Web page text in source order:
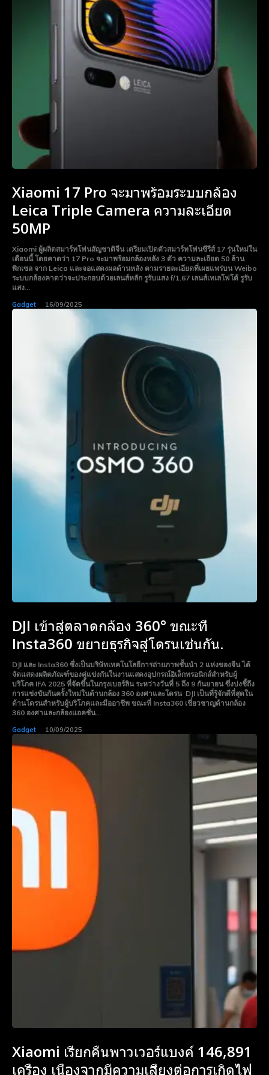
Subscribe now
To access premium
content
Subscribe now
To access premium
content
Xiaomi 17 Pro จะมาพร้อมระบบกล้อง
Leica Triple Camera ความละเอียด
50MP
Xiaomi ผู้ผลิตสมาร์ทโฟนสัญชาติจีน เตรียมเปิดตัวสมาร์ทโฟนซีรีส์ 17 รุ่นใหม่ใน
เดือนนี้ โดยคาดว่า 17 Pro จะมาพร้อมกล้องหลัง 3 ตัว ความละเอียด 50 ล้าน
พิกเซล จาก Leica และจอแสดงผลด้านหลัง ตามรายละเอียดที่เผยแพร่บน Weibo
ระบบกล้องคาดว่าจะประกอบด้วยเลนส์หลัก รูรับแสง f/1.67 เลนส์เทเลโฟโต้ รูรับ
แสง...
Gadget 16/09/2025
DJI เข้าสู่ตลาดกล้อง 360° ขณะที่
Insta360 ขยายธุรกิจสู่โดรนเช่นกัน.
DJI และ Insta360 ซึ่งเป็นบริษัทเทคโนโลยีการถ่ายภาพชั้นนำ 2 แห่งของจีน ได้
จัดแสดงผลิตภัณฑ์ของคู่แข่งกันในงานแสดงอุปกรณ์อิเล็กทรอนิกส์สำหรับผู้
บริโภค IFA 2025 ที่จัดขึ้นในกรุงเบอร์ลิน ระหว่างวันที่ 5 ถึง 9 กันยายน ซึ่งบ่งชี้ถึง
การแข่งขันกันครั้งใหม่ในด้านกล้อง 360 องศาและโดรน DJI เป็นที่รู้จักดีที่สุดใน
ด้านโดรนสำหรับผู้บริโภคและมืออาชีพ ขณะที่ Insta360 เชี่ยวชาญด้านกล้อง
360 องศาและกล้องแอคชั่น...
Gadget 10/09/2025
Xiaomi เรียกคืนพาวเวอร์แบงค์ 146,891
เครื่อง เนื่องจากมีความเสี่ยงต่อการเกิดไฟ